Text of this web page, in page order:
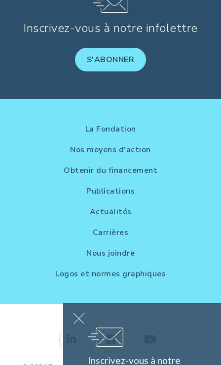
Inscrivez-vous à notre infolettre
S'ABONNER
La Fondation
Nos moyens d'action
Obtenir du financement
Publications
Actualités
Carrières
Nous joindre
Logos et normes graphiques
Inscrivez-vous à notre